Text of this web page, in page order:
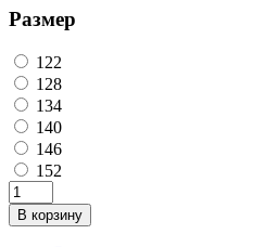
Размер
122
128
134
140
146
152
В корзину